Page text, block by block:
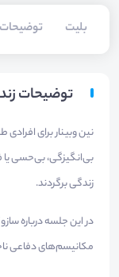
بلیت‌
توضیحات
نین وبینار برای
بی‌انگیزگی، بی‌حسی یا
زندگی برگردند.
در این جلسه درباره
مکانیسم‌های دفاعی